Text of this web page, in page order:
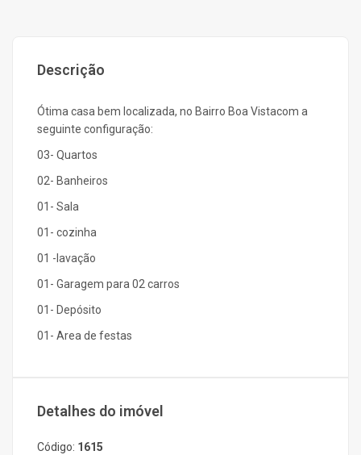
Descrição
Ótima casa bem localizada, no Bairro Boa Vistacom a
seguinte configuração:
03- Quartos
02- Banheiros
01- Sala
01- cozinha
01 -lavação
01- Garagem para 02 carros
01- Depósito
01- Area de festas
Detalhes do imóvel
Código: 1615